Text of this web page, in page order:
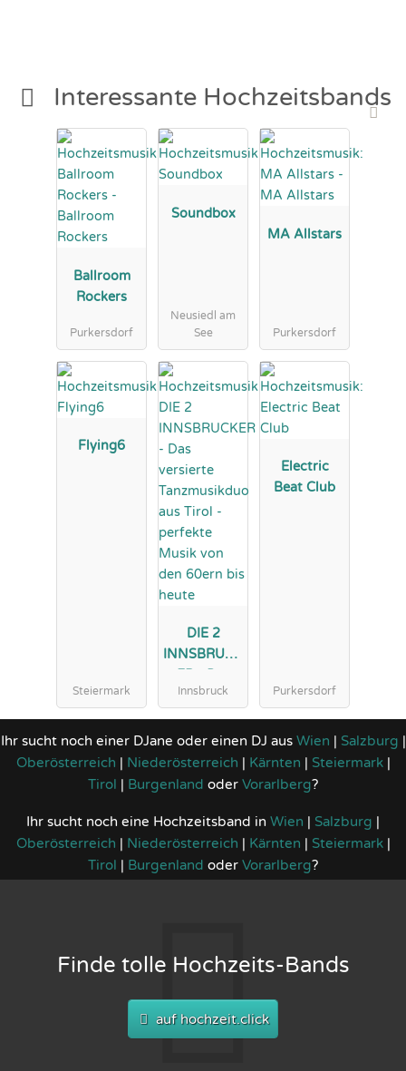
Interessante Hochzeitsbands
Ballroom
Rockers
Purkersdorf
Soundbox
Neusiedl am
See
MA Allstars
Purkersdorf
Flying6
Steiermark
DIE 2
INNSBRUCK
versierte
Tanzmusikd
uo aus Tirol
- perfekte
Musik von
bis heute
Innsbruck
Electric
Beat Club
Purkersdorf
Ihr sucht noch einer DJane oder einen DJ aus Wien | Salzburg |
Oberösterreich | Niederösterreich | Kärnten | Steiermark|
Tirol | Burgenland oder Vorarlberg?
Ihr sucht noch eine Hochzeitsband in Wien | Salzburg |
Oberösterreich | Niederösterreich | Kärnten | Steiermark|
Tirol | Burgenland oder Vorarlberg?
Finde tolle Hochzeits-Bands
auf hochzeit.click